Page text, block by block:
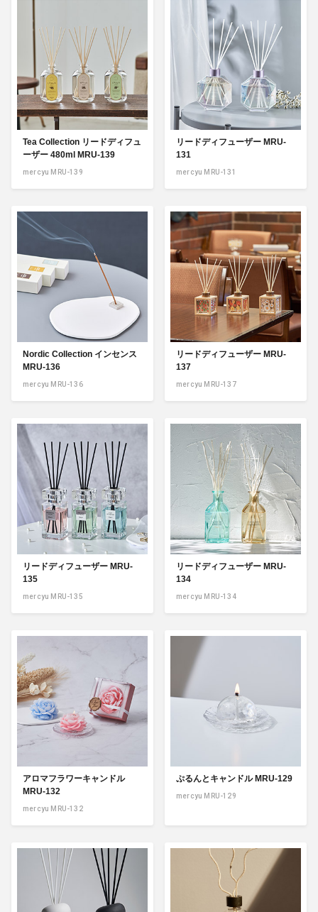
Tea Collection リードディフュ
ーザー 480ml MRU-139
mercyu MRU-139
リードディフューザー MRU-
131
mercyu MRU-131
Nordic Collection インセンス
MRU-136
mercyu MRU-136
リードディフューザー MRU-
137
mercyu MRU-137
リードディフューザー MRU-
135
mercyu MRU-135
リードディフューザー MRU-
134
mercyu MRU-134
アロマフラワーキャンドル
MRU-132
mercyu MRU-132
ぷるんとキャンドル MRU-129
mercyu MRU-129